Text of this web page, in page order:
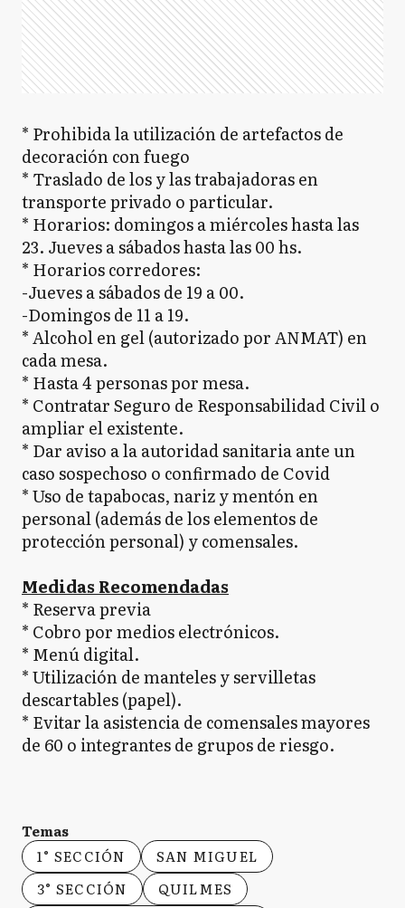
* Prohibida la utilización de artefactos de
decoración con fuego
* Traslado de los y las trabajadoras en
transporte privado o particular.
* Horarios: domingos a miércoles hasta las
23. Jueves a sábados hasta las 00 hs.
* Horarios corredores:
-Jueves a sábados de 19 a 00.
-Domingos de 11 a 19.
* Alcohol en gel (autorizado por ANMAT) en
cada mesa.
* Hasta 4 personas por mesa.
* Contratar Seguro de Responsabilidad Civil o
ampliar el existente.
* Dar aviso a la autoridad sanitaria ante un
caso sospechoso o confirmado de Covid
* Uso de tapabocas, nariz y mentón en
personal (además de los elementos de
protección personal) y comensales.
Medidas Recomendadas
* Reserva previa
* Cobro por medios electrónicos.
* Menú digital.
* Utilización de manteles y servilletas
descartables (papel).
* Evitar la asistencia de comensales mayores
de 60 o integrantes de grupos de riesgo.
Temas
1° SECCIÓN
SAN MIGUEL
3° SECCIÓN
QUILMES